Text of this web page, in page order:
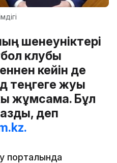
шенеуніктері
клубы
кейін де
теңгеге жуық
жұмсамақ. Бұл
деп
порталында